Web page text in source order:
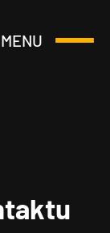
MENU
Otwórz